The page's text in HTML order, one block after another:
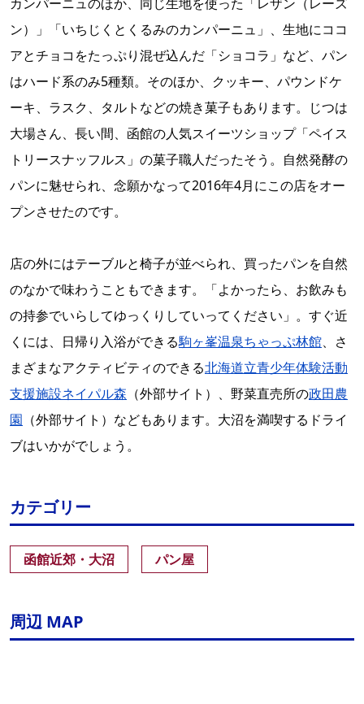
ン）」「いちじくとくるみのカンパーニュ」、生地にココ
アとチョコをたっぷり混ぜ込んだ「ショコラ」など、パン
はハード系のみ5種類。そのほか、クッキー、パウンドケ
ーキ、ラスク、タルトなどの焼き菓子もあります。じつは
大場さん、長い間、函館の人気スイーツショップ「ペイス
トリースナッフルス」の菓子職人だったそう。自然発酵の
パンに魅せられ、念願かなって2016年4月にこの店をオー
プンさせたのです。
店の外にはテーブルと椅子が並べられ、買ったパンを自然
のなかで味わうこともできます。「よかったら、お飲みも
の持参でいらしてゆっくりしていってください」。すぐ近
くには、日帰り入浴ができる駒ヶ峯温泉ちゃっぷ林館、さ
まざまなアクティビティのできる北海道立青少年体験活動
支援施設ネイパル森 （外部サイト）、野菜直売所の政田農
園 （外部サイト）などもあります。大沼を満喫するドライ
ブはいかがでしょう。
カテゴリー
函館近郊・大沼 パン屋
周辺 MAP